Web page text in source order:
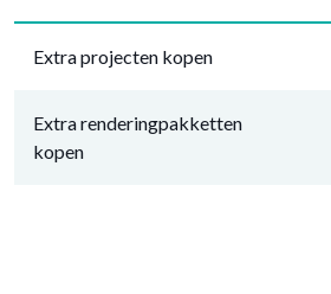
Extra projecten kopen
Extra renderingpakketten
kopen